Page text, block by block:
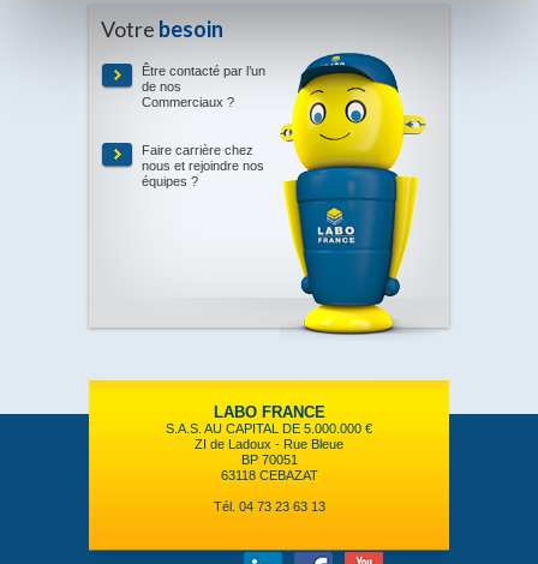
Votre besoin
Être contacté par l’un
de nos
Commerciaux ?
Faire carrière chez
nous et rejoindre nos
équipes ?
LABO FRANCE
S.A.S. AU CAPITAL DE 5.000.000 €
ZI de Ladoux - Rue Bleue
BP 70051
63118 CEBAZAT
Tél. 04 73 23 63 13